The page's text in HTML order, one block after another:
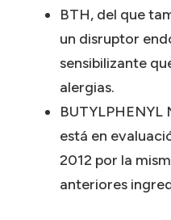
BTH, del que
un disruptor
sensibilizante
alergias.
BUTYLPHENYL
está en
2012 por la
anteriores